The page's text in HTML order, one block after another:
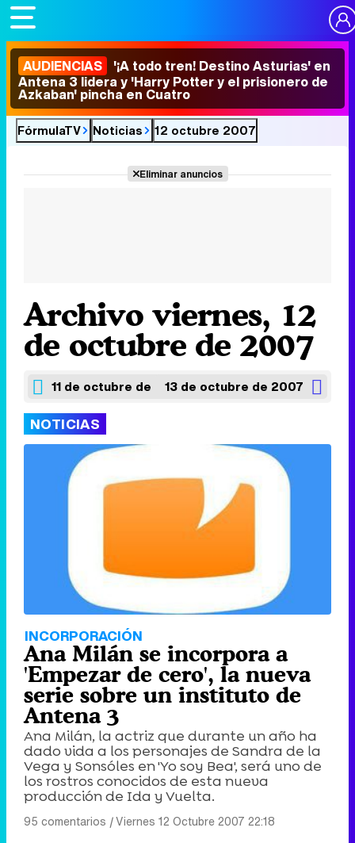
AUDIENCIAS '¡A todo tren! Destino Asturias' en
Antena 3 lidera y 'Harry Potter y el prisionero de
Azkaban' pincha en Cuatro
FórmulaTV Noticias 12 octubre 2007
Eliminar anuncios
Archivo viernes, 12
de octubre de 2007
11 de octubre de 200713 de octubre de 2007
NOTICIAS
INCORPORACIÓN
Ana Milán se incorpora a
'Empezar de cero', la nueva
serie sobre un instituto de
Antena 3
Ana Milán, la actriz que durante un año ha
dado vida a los personajes de Sandra de la
Vega y Sonsóles en 'Yo soy Bea', será uno de
los rostros conocidos de esta nueva
producción de Ida y Vuelta.
95 comentarios |Viernes 12 Octubre 2007 22:18